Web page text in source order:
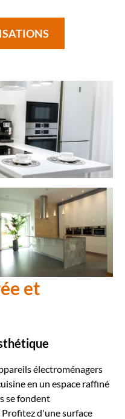
et
électroménagers
en un espace raffiné
se fondent
d'une surface